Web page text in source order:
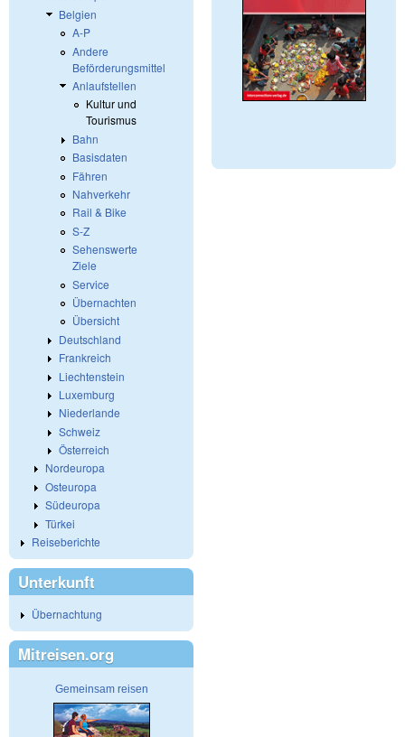
Belgien
A-P
Andere
Beförderungsmittel
Anlaufstellen
Kultur und
Tourismus
Bahn
Basisdaten
Fähren
Nahverkehr
Rail & Bike
S-Z
Sehenswerte
Ziele
Service
Übernachten
Übersicht
Deutschland
Frankreich
Liechtenstein
Luxemburg
Niederlande
Schweiz
Österreich
Nordeuropa
Osteuropa
Südeuropa
Türkei
Reiseberichte
Unterkunft
Übernachtung
Mitreisen.org
Gemeinsam reisen